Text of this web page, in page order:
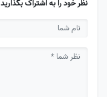
نظر خود را به اشتراک بگذارید